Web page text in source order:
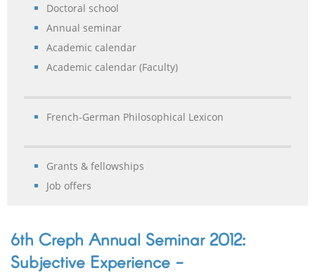
Doctoral school
Annual seminar
Academic calendar
Academic calendar (Faculty)
French-German Philosophical Lexicon
Grants & fellowships
Job offers
6th Creph Annual Seminar 2012:
Subjective Experience -